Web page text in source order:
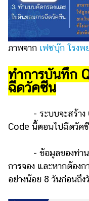
ภาพจาก เฟซบุ๊ก โรง
ทำการบันทึก
ฉีดวัคซีน
- ระบบจะสร้า
Code นี้ตอนไปฉีดวัค
- ข้อมูลของท่า
การจอง และหากต้อง
อย่างน้อย 8 วันก่อนถึง